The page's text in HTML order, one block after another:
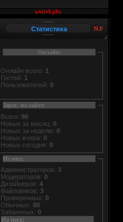
Статистика
Онлайн:
Онлайн всего: 1
Гостей: 1
Пользователей: 0
Зарег. на сайте:
Всего: 96
Новых за месяц: 0
Новых за неделю: 0
Новых вчера: 0
Новых сегодня: 0
Из них:
Администраторов: 3
Модераторов: 0
Дизайнеров: 4
Файловиков: 3
Проверенных: 0
Обычных: 86
Забаненых: 0
Из них: